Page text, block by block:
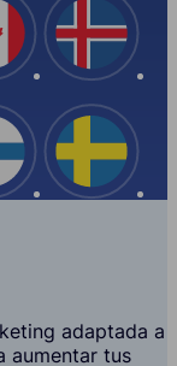
Canadá
Finlandia Suecia
adaptada a
aumentar tus